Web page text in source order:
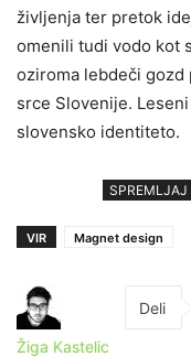
življenja ter pretok
omenili tudi vodo kot
oziroma lebdeči gozd
srce Slovenije.
slovensko identiteto.
SPREMLJAJ
VIR Magnet design
Žiga Kastelic